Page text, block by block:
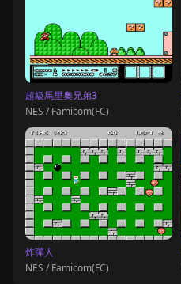
超級馬里奧兄弟3
NES / Famicom(FC)
炸彈人
NES / Famicom(FC)